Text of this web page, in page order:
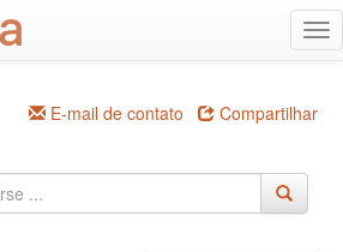
E-mail de contato Compartilhar